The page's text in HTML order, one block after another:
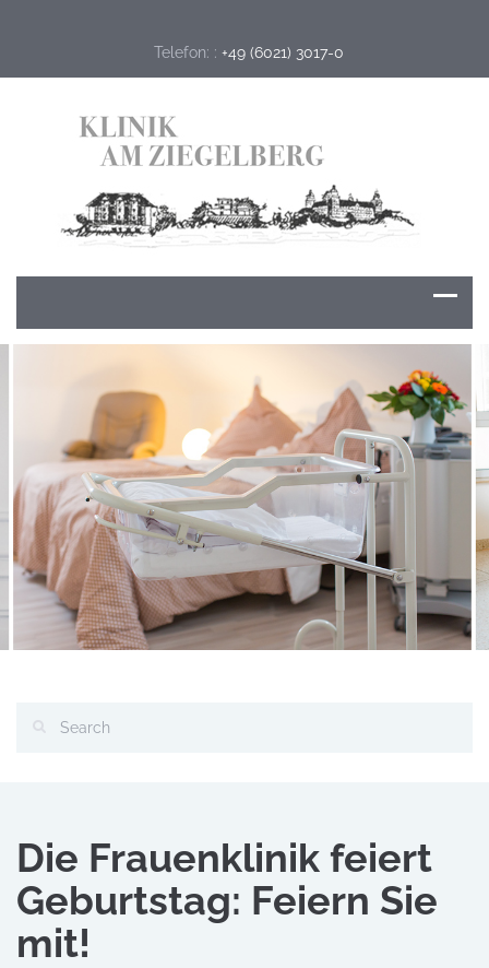
Telefon: : +49 (6021) 3017-0
Die Frauenklinik feiert
Geburtstag: Feiern Sie
mit!